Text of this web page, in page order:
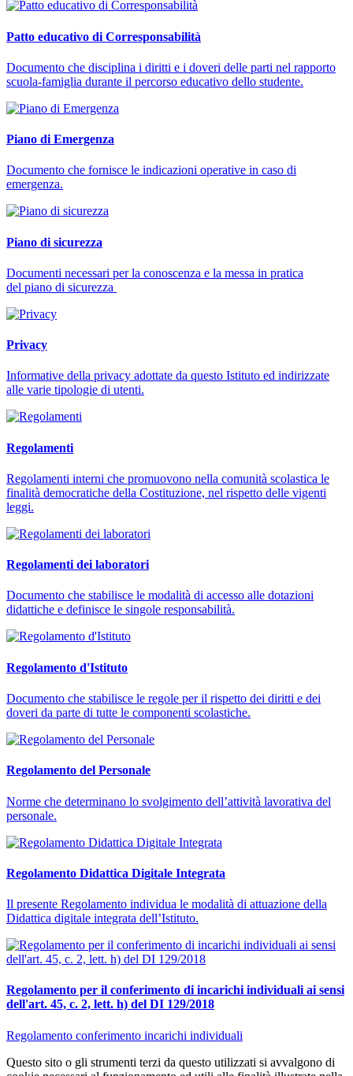
Patto educativo di Corresponsabilità
Documento che disciplina i diritti e i doveri delle parti nel rapporto
scuola-famiglia durante il percorso educativo dello studente.
Piano di Emergenza
Documento che fornisce le indicazioni operative in caso di
emergenza.
Piano di sicurezza
Documenti necessari per la conoscenza e la messa in pratica
del piano di sicurezza
Privacy
Informative della privacy adottate da questo Istituto ed indirizzate
alle varie tipologie di utenti.
Regolamenti
Regolamenti interni che promuovono nella comunità scolastica le
finalità democratiche della Costituzione, nel rispetto delle vigenti
leggi.
Regolamenti dei laboratori
Documento che stabilisce le modalità di accesso alle dotazioni
didattiche e definisce le singole responsabilità.
Regolamento d'Istituto
Documento che stabilisce le regole per il rispetto dei diritti e dei
doveri da parte di tutte le componenti scolastiche.
Regolamento del Personale
Norme che determinano lo svolgimento dell’attività lavorativa del
personale.
Regolamento Didattica Digitale Integrata
Il presente Regolamento individua le modalità di attuazione della
Didattica digitale integrata dell’Istituto.
Regolamento per il conferimento di incarichi individuali ai sensi
dell'art. 45, c. 2, lett. h) del DI 129/2018
Regolamento conferimento incarichi individuali
Questo sito o gli strumenti terzi da questo utilizzati si avvalgono di